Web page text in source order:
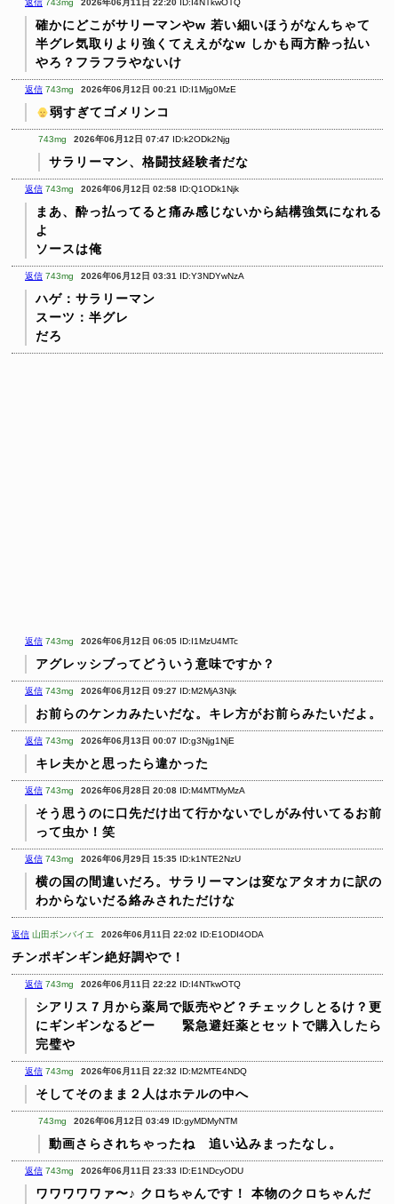
返信 743mg 2026年06月11日 22:20 ID:I4NTkwOTQ
確かにどこがサリーマンやw 若い細いほうがなんちゃて
半グレ気取りより強くてええがなw しかも両方酔っ払い
やろ？フラフラやないけ
返信 743mg 2026年06月12日 00:21 ID:I1Mjg0MzE
弱すぎてゴメリンコ
743mg 2026年06月12日 07:47 ID:k2ODk2Njg
サラリーマン、格闘技経験者だな
返信 743mg 2026年06月12日 02:58 ID:Q1ODk1Njk
まあ、酔っ払ってると痛み感じないから結構強気になれる
よ
ソースは俺
返信 743mg 2026年06月12日 03:31 ID:Y3NDYwNzA
ハゲ：サラリーマン
スーツ：半グレ
だろ
返信 743mg 2026年06月12日 06:05 ID:I1MzU4MTc
アグレッシブってどういう意味ですか？
返信 743mg 2026年06月12日 09:27 ID:M2MjA3Njk
お前らのケンカみたいだな。キレ方がお前らみたいだよ。
返信 743mg 2026年06月13日 00:07 ID:g3Njg1NjE
キレ夫かと思ったら違かった
返信 743mg 2026年06月28日 20:08 ID:M4MTMyMzA
そう思うのに口先だけ出て行かないでしがみ付いてるお前
って虫か！笑
返信 743mg 2026年06月29日 15:35 ID:k1NTE2NzU
横の国の間違いだろ。サラリーマンは変なアタオカに訳の
わからないだる絡みされただけな
返信 山田ボンバイエ 2026年06月11日 22:02 ID:E1ODI4ODA
チンポギンギン絶好調やで！
返信 743mg 2026年06月11日 22:22 ID:I4NTkwOTQ
シアリス７月から薬局で販売やど？チェックしとるけ？更
にギンギンなるどー 緊急避妊薬とセットで購入したら
完璧や
返信 743mg 2026年06月11日 22:32 ID:M2MTE4NDQ
そしてそのまま２人はホテルの中へ
743mg 2026年06月12日 03:49 ID:gyMDMyNTM
動画さらされちゃったね 追い込みまったなし。
返信 743mg 2026年06月11日 23:33 ID:E1NDcyODU
ワワワワワァ〜♪ クロちゃんです！
本物のクロちゃんだ